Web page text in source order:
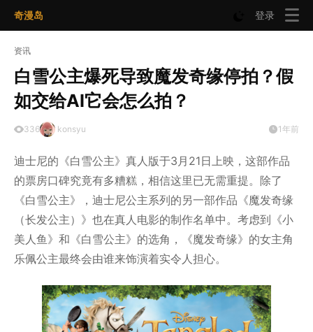
奇漫岛 登录
资讯
白雪公主爆死导致魔发奇缘停拍？假
如交给AI它会怎么拍？
336 konsyu 1年前
迪士尼的《白雪公主》真人版于3月21日上映，这部作品
的票房口碑究竟有多糟糕，相信这里已无需重提。除了
《白雪公主》，迪士尼公主系列的另一部作品《魔发奇缘
（长发公主）》也在真人电影的制作名单中。考虑到《小
美人鱼》和《白雪公主》的选角，《魔发奇缘》的女主角
乐佩公主最终会由谁来饰演着实令人担心。